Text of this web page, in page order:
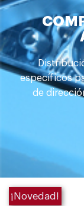
específicos
de
¡Novedad!